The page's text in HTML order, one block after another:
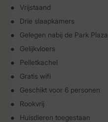
Vrijstaand
Drie slaapkamers
Gelegen nabij de Park Plaza
Gelijkvloers
Pelletkachel
Gratis wifi
Geschikt voor 6 personen
Rookvrij
Huisdieren toegestaan